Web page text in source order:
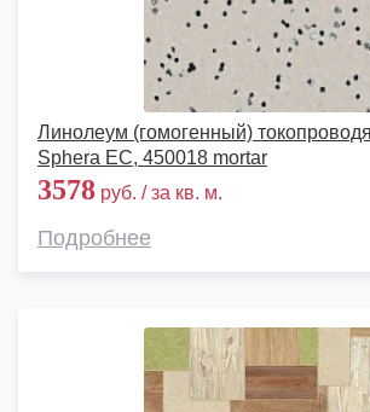
Линолеум (гомогенный)
Sphera ЕС, 450018 mortar
3578 руб. / за кв. м.
Подробнее